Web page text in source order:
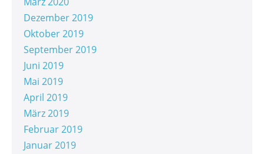
Dezember 2019
Oktober 2019
September 2019
Juni 2019
Mai 2019
April 2019
März 2019
Februar 2019
Januar 2019